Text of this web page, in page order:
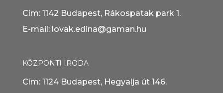
Cím: 1142 Budapest, Rákospatak park 1.
E-mail: lovak.edina@gaman.hu
KÖZPONTI IRODA
Cím: 1124 Budapest, Hegyalja út 146.